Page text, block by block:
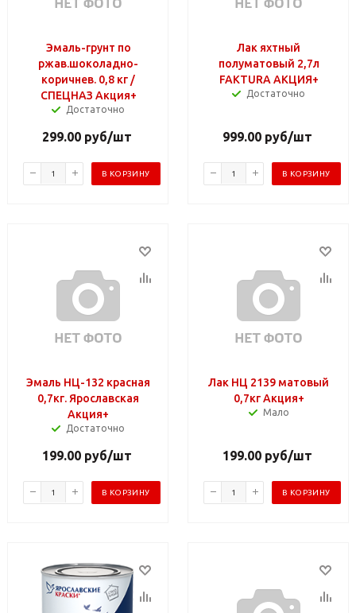
Эмаль-грунт по
ржав.шоколадно-
коричнев. 0,8 кг /
СПЕЦНАЗ Акция+
Достаточно
299.00руб/шт
В КОРЗИНУ
Лак яхтный
полуматовый 2,7л
FAKTURA АКЦИЯ+
Достаточно
999.00руб/шт
В КОРЗИНУ
Эмаль НЦ-132 красная
0,7кг. Ярославская
Акция+
Достаточно
199.00руб/шт
В КОРЗИНУ
Лак НЦ 2139 матовый
0,7кг Акция+
Мало
199.00руб/шт
В КОРЗИНУ